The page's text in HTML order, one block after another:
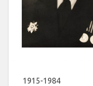
1915-1984